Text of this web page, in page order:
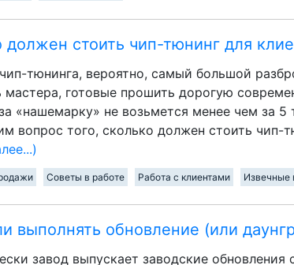
должен стоить чип-тюнинг для
тюнинга, вероятно, самый большой
мастера, готовые прошить дорогую
«нашемарку» не возьмется менее чем за
вопрос того, сколько должен стоить чип-
Советы в работе Работа с клиентами Извечные
выполнять обновление (или
завод выпускает заводские